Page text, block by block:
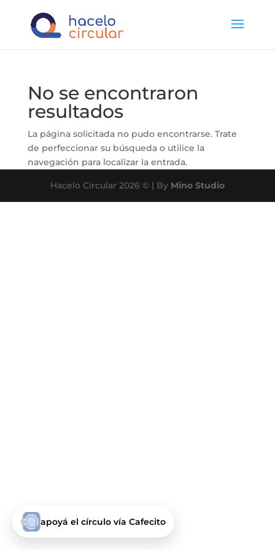
No se encontraron
resultados
La página solicitada no pudo encontrarse. Trate
de perfeccionar su búsqueda o utilice la
navegación para localizar la entrada.
Hacelo Circular 2026 © | By Mino Studio
apoyá el círculo vía Cafecito